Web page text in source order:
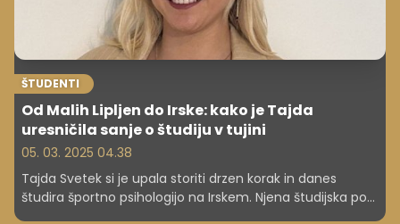
ŠTUDENTI
Od Malih Lipljen do Irske: kako je Tajda
uresničila sanje o študiju v tujini
05. 03. 2025 04.38
Tajda Svetek si je upala storiti drzen korak in danes
študira športno psihologijo na Irskem. Njena študijska pot